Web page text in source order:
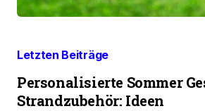
Letzten Beiträge
Personalisierte Sommer
Strandzubehör: Ideen